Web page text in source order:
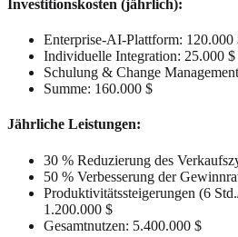
Investitionskosten (jährlich):
Enterprise-AI-Plattform: 120.000
Individuelle Integration: 25.000 $
Schulung & Change
Summe: 160.000 $
Jährliche Leistungen:
30 % Reduzierung des
50 % Verbesserung der
Produktivitätssteigerungen (6
1.200.000 $
Gesamtnutzen: 5.400.000 $